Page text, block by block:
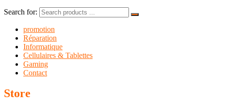
Search for:
promotion
Réparation
Informatique
Cellulaires & Tablettes
Gaming
Contact
Store